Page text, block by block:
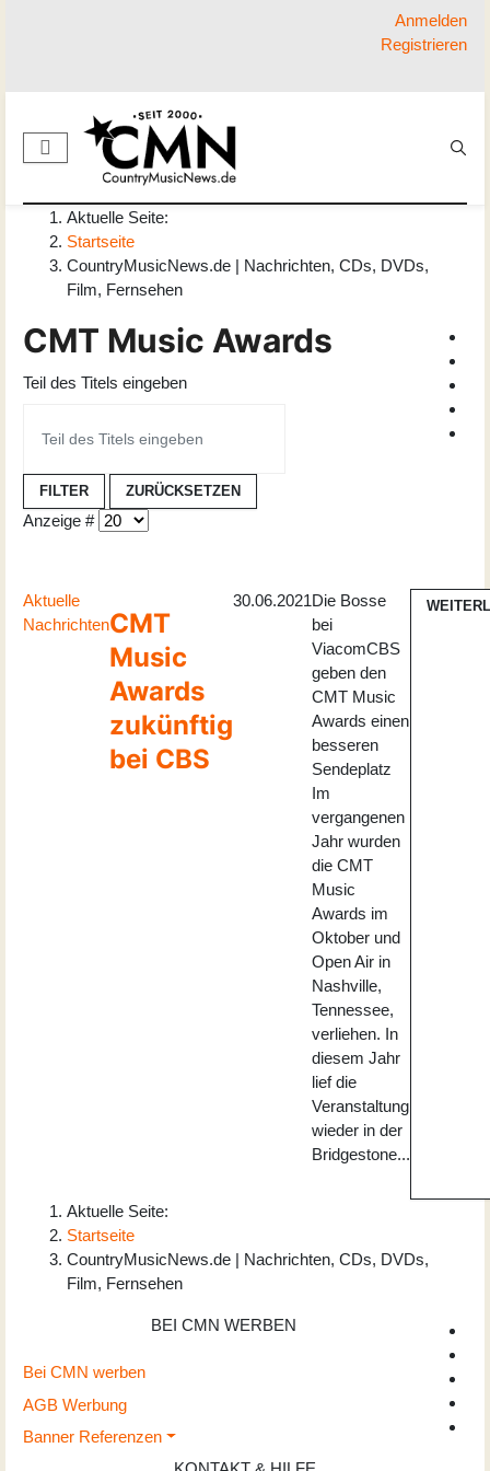
Anmelden
Registrieren
Aktuelle Seite:
Startseite
CountryMusicNews.de | Nachrichten, CDs, DVDs,
Film, Fernsehen
CMT Music Awards
Teil des Titels eingeben
FILTER ZURÜCKSETZEN
Anzeige #
Aktuelle
NachrichtenCMT
Music
Awards
zukünftig
bei CBS
30.06.2021Die Bosse
bei
ViacomCBS
geben den
CMT Music
Awards einen
besseren
Sendeplatz
Im
vergangenen
Jahr wurden
die CMT
Music
Awards im
Oktober und
Open Air in
Nashville,
Tennessee,
verliehen. In
diesem Jahr
lief die
Veranstaltung
wieder in der
Bridgestone...
Aktuelle Seite:
Startseite
CountryMusicNews.de | Nachrichten, CDs, DVDs,
Film, Fernsehen
BEI CMN WERBEN
Bei CMN werben
AGB Werbung
Banner Referenzen